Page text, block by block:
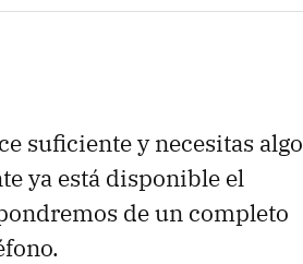
suficiente y necesitas algo
ya está disponible el
de un completo